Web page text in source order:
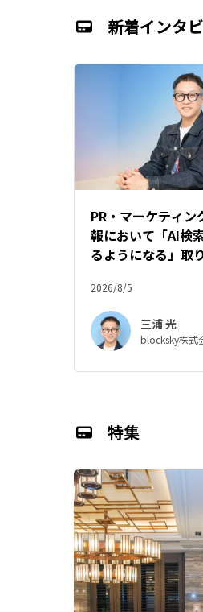
新着インタ
PR・マーケティン
報において「AI検
るようになる」取
2026/8/5
三浦 光
blocksky株式
特集